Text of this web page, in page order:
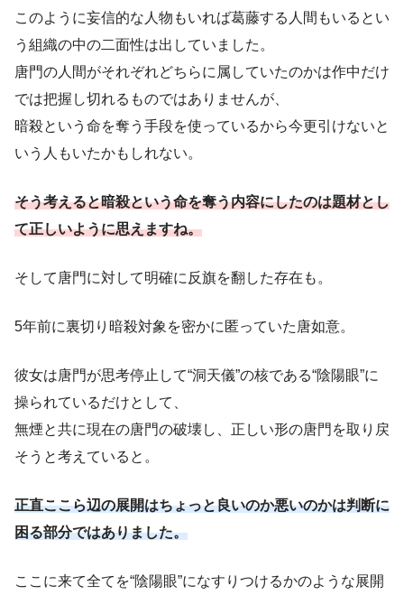
このように妄信的な人物もいれば葛藤する人間もいるとい
う組織の中の二面性は出していました。
唐門の人間がそれぞれどちらに属していたのかは作中だけ
では把握し切れるものではありませんが、
暗殺という命を奪う手段を使っているから今更引けないと
いう人もいたかもしれない。
そう考えると暗殺という命を奪う内容にしたのは題材とし
て正しいように思えますね。
そして唐門に対して明確に反旗を翻した存在も。
5年前に裏切り暗殺対象を密かに匿っていた唐如意。
彼女は唐門が思考停止して“洞天儀”の核である“陰陽眼”に
操られているだけとして、
無煙と共に現在の唐門の破壊し、正しい形の唐門を取り戻
そうと考えていると。
正直ここら辺の展開はちょっと良いのか悪いのかは判断に
困る部分ではありました。
ここに来て全てを“陰陽眼”になすりつけるかのような展開